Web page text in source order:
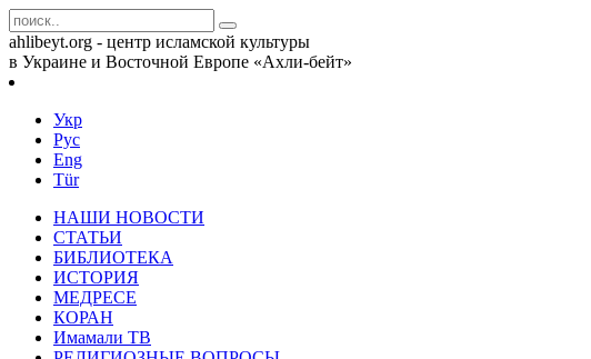
ahlibeyt.org - центр исламской культуры
в Украине и Восточной Европе «Ахли-бейт»
Укр
Рус
Eng
Tür
НАШИ НОВОСТИ
СТАТЬИ
БИБЛИОТЕКА
ИСТОРИЯ
МЕДРЕСЕ
КОРАН
Имамали ТВ